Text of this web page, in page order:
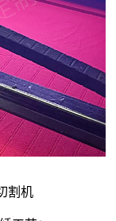
割机